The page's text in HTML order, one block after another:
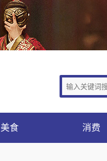
美食 消费